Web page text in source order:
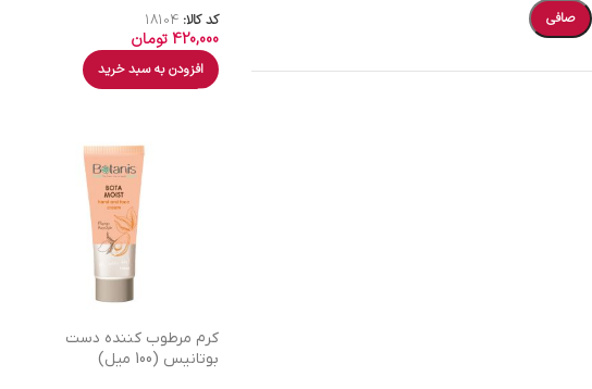
صافی
کد کالا:18104
420,000 تومان
افزودن به سبد خرید
کرم مرطوب کننده دست
بوتانیس (100 میل)